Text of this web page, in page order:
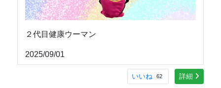
２代目健康ウーマン
2025/09/01
いいね 62 詳細